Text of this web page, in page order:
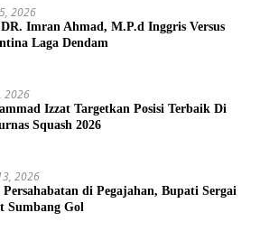
2026
Imran Ahmad, M.P.d Inggris Versus
Laga Dendam
2026
Izzat Targetkan Posisi Terbaik Di
Squash 2026
2026
Persahabatan di Pegajahan, Bupati Sergai
Sumbang Gol